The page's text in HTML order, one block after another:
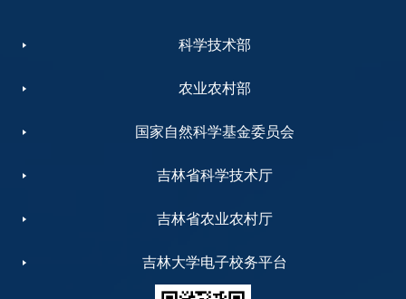
科学技术部
农业农村部
国家自然科学基金委员会
吉林省科学技术厅
吉林省农业农村厅
吉林大学电子校务平台